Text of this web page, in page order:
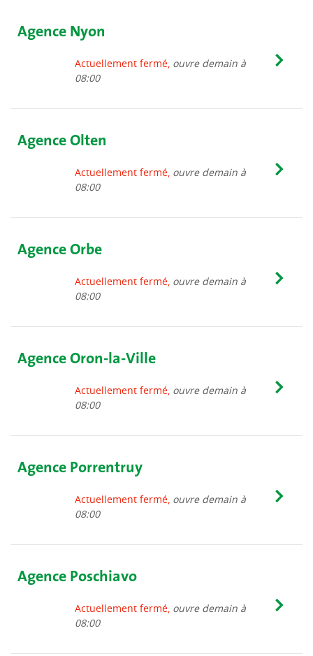
Agence Nyon
Actuellement fermé, ouvre demain à
08:00
Agence Olten
Actuellement fermé, ouvre demain à
08:00
Agence Orbe
Actuellement fermé, ouvre demain à
08:00
Agence Oron-la-Ville
Actuellement fermé, ouvre demain à
08:00
Agence Porrentruy
Actuellement fermé, ouvre demain à
08:00
Agence Poschiavo
Actuellement fermé, ouvre demain à
08:00